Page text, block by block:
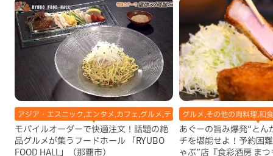
アジア・エスニック,エンタメ,カフェ,グルメ,テレビ,中華,地域,本島南部,洋食
モバイルオーダーで快適注文！話題の絶
品グルメが集うフードホール 「RYUBO
FOOD HALL」（那覇市）
グルメ,その他の肉料理,和
あぐーの旨み爆発“とん
チを堪能せよ！予約困
ゃぶ”店『食彩酒房 ま